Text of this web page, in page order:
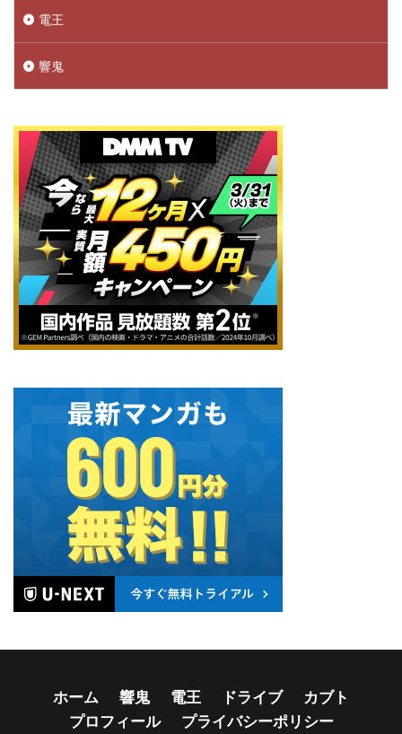
電王
響鬼
ホーム 響鬼 電王 ドライブ
カブト
プロフィール
プライバシーポリシー